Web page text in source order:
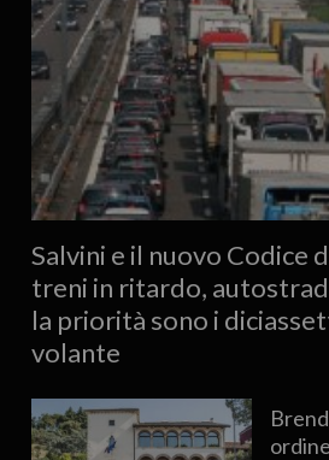
Salvini e il nuovo Codice
treni in ritardo,
la priorità sono i
volante